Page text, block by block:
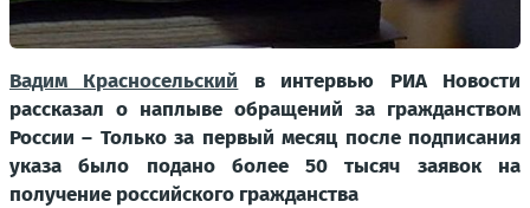
Вадим Красносельский в интервью РИА Новости
рассказал о наплыве обращений за гражданством
России – Только за первый месяц после подписания
указа было подано более 50 тысяч заявок на
получение российского гражданства